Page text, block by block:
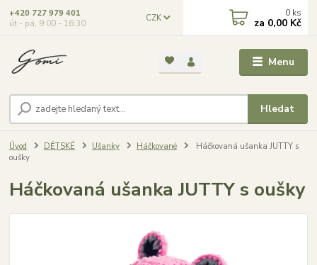
Menu
CZK
Hledat
+420 727 979 401
út - pá, 9:00 - 16:30
0 ks
za 0,00 Kč
Úvod DĚTSKÉ Ušanky Háčkované
Háčkovaná ušanka JUTTY s
oušky
Háčkovaná ušanka JUTTY s oušky